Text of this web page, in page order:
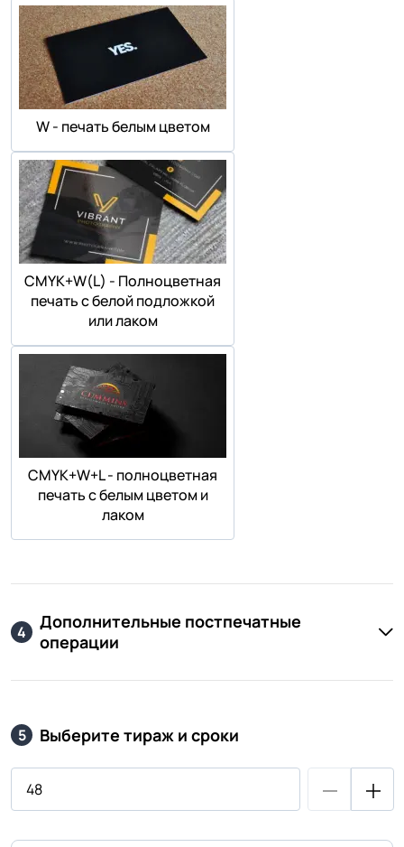
W - печать белым цветом
СMYK+W(L) - Полноцветная
печать с белой подложкой
или лаком
СMYK+W+L - полноцветная
печать с белым цветом и
лаком
4
Дополнительные постпечатные
операции
5 Выберите тираж и сроки